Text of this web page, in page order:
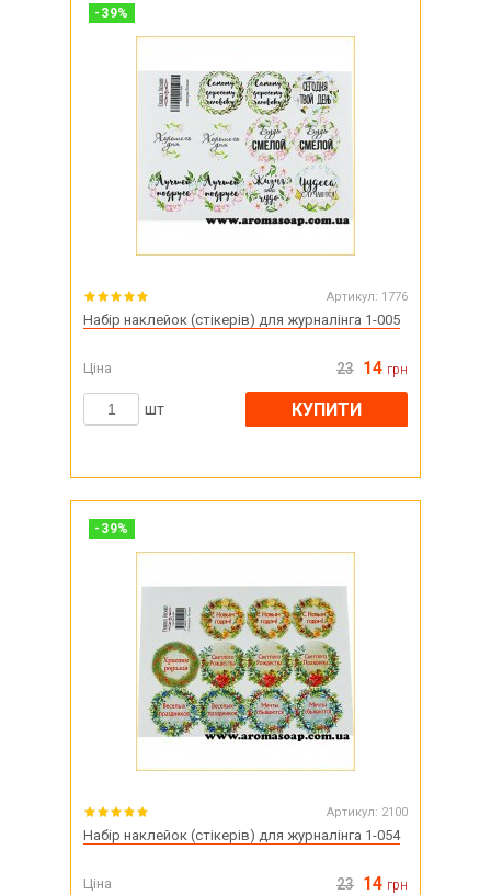
- 39%
Артикул: 1776
Набір наклейок (стікерів) для журналінга 1-005
Ціна 23 14 грн
шт КУПИТИ
- 39%
Артикул: 2100
Набір наклейок (стікерів) для журналінга 1-054
Ціна 23 14 грн